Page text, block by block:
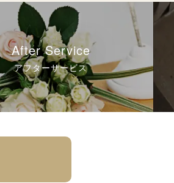
After Service
アフターサービス